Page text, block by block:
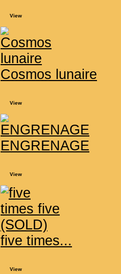
View
Cosmos lunaire
View
ENGRENAGE
View
five times...
View